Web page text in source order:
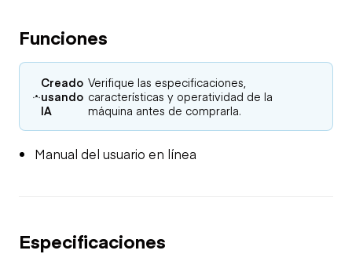
Funciones
Creado
usando
IA
Verifique las especificaciones,
características y operatividad de la
máquina antes de comprarla.
Manual del usuario en línea
Especificaciones